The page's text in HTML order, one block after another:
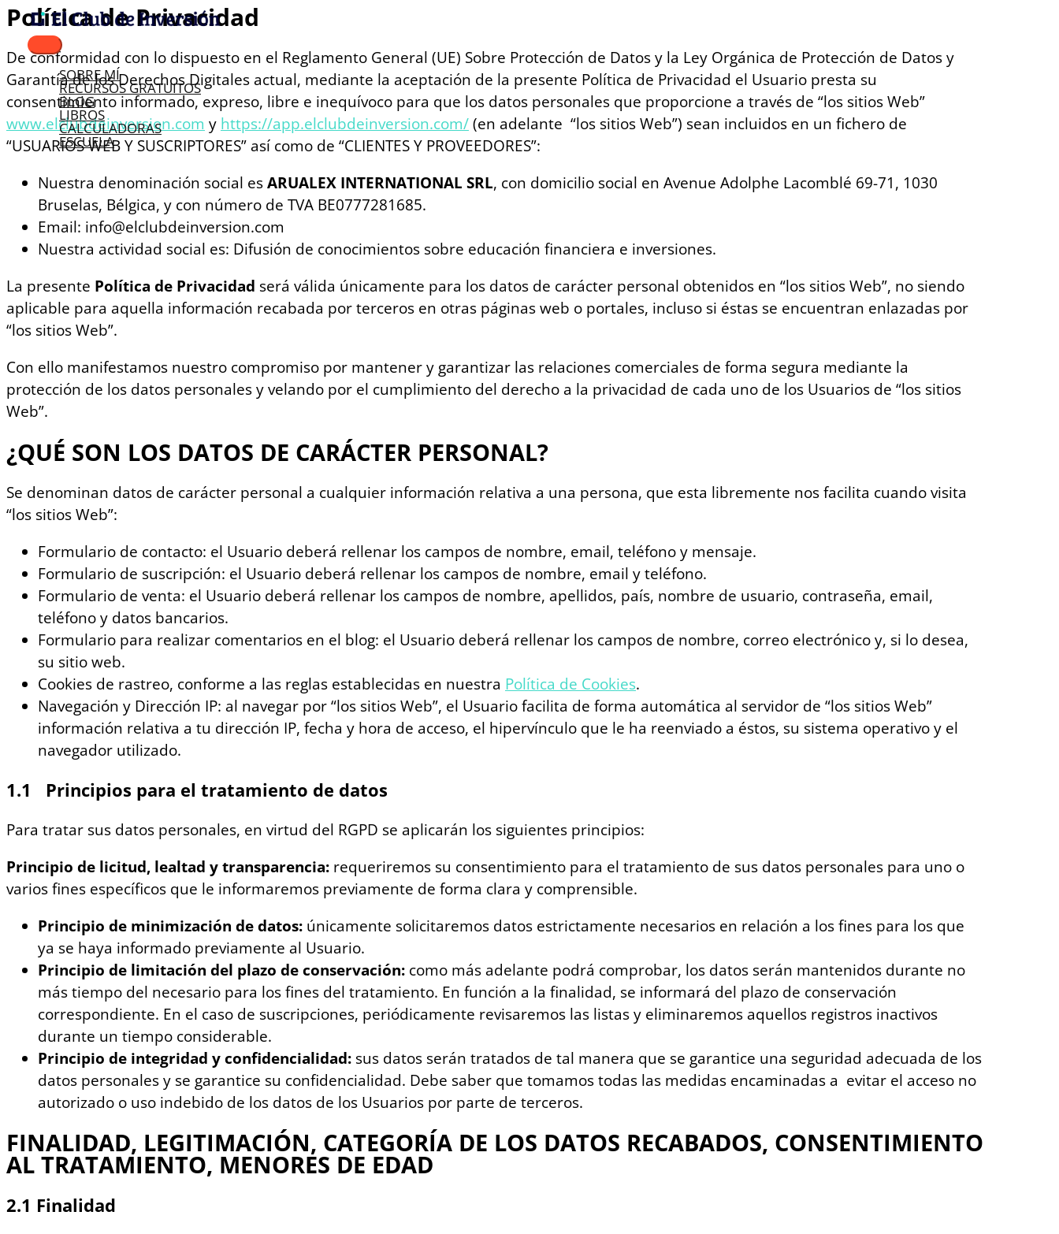
Ir
al
contenido
Menú
principal
SOBRE MÍ
RECURSOS GRATUITOS
BLOG
LIBROS
CALCULADORAS
ESCUELA
Política de Privacidad
De conformidad con lo dispuesto en el Reglamento General (UE) Sobre Protección de Datos y la Ley Orgánica de Protección de Datos y
Garantía de los Derechos Digitales actual, mediante la aceptación de la presente Política de Privacidad el Usuario presta su
consentimiento informado, expreso, libre e inequívoco para que los datos personales que proporcione a través de “los sitios Web”
www.elclubdeinversion.com y https://app.elclubdeinversion.com/(en adelante “los sitios Web”) sean incluidos en un fichero de
“USUARIOS WEB Y SUSCRIPTORES” así como de “CLIENTES Y PROVEEDORES”:
Nuestra denominación social esARUALEX INTERNATIONAL SRL, con domicilio social en Avenue Adolphe Lacomblé 69-71, 1030
Bruselas, Bélgica, y con número de TVA BE0777281685.
Email: info@elclubdeinversion.com
Nuestra actividad social es: Difusión de conocimientos sobre educación financiera e inversiones.
La presente Política de Privacidad será válida únicamente para los datos de carácter personal obtenidos en “los sitios Web”, no siendo
aplicable para aquella información recabada por terceros en otras páginas web o portales, incluso si éstas se encuentran enlazadas por
“los sitios Web”.
Con ello manifestamos nuestro compromiso por mantener y garantizar las relaciones comerciales de forma segura mediante la
protección de los datos personales y velando por el cumplimiento del derecho a la privacidad de cada uno de los Usuarios de “los sitios
Web”.
¿QUÉ SON LOS DATOS DE CARÁCTER PERSONAL?
Se denominan datos de carácter personal a cualquier información relativa a una persona, que esta libremente nos facilita cuando visita
“los sitios Web”:
Formulario de contacto: el Usuario deberá rellenar los campos de nombre, email, teléfono y mensaje.
Formulario de suscripción: el Usuario deberá rellenar los campos de nombre, email y teléfono.
Formulario de venta: el Usuario deberá rellenar los campos de nombre, apellidos, país, nombre de usuario, contraseña, email,
teléfono y datos bancarios.
Formulario para realizar comentarios en el blog: el Usuario deberá rellenar los campos de nombre, correo electrónico y, si lo desea,
su sitio web.
Cookies de rastreo, conforme a las reglas establecidas en nuestra Política de Cookies.
Navegación y Dirección IP: al navegar por “los sitios Web”, el Usuario facilita de forma automática al servidor de “los sitios Web”
información relativa a tu dirección IP, fecha y hora de acceso, el hipervínculo que le ha reenviado a éstos, su sistema operativo y el
navegador utilizado.
1.1 Principios para el tratamiento de datos
Para tratar sus datos personales, en virtud del RGPD se aplicarán los siguientes principios:
Principio de licitud, lealtad y transparencia: requeriremos su consentimiento para el tratamiento de sus datos personales para uno o
varios fines específicos que le informaremos previamente de forma clara y comprensible.
Principio de minimización de datos: únicamente solicitaremos datos estrictamente necesarios en relación a los fines para los que
ya se haya informado previamente al Usuario.
Principio de limitación del plazo de conservación: como más adelante podrá comprobar, los datos serán mantenidos durante no
más tiempo del necesario para los fines del tratamiento. En función a la finalidad, se informará del plazo de conservación
correspondiente. En el caso de suscripciones, periódicamente revisaremos las listas y eliminaremos aquellos registros inactivos
durante un tiempo considerable.
Principio de integridad y confidencialidad: sus datos serán tratados de tal manera que se garantice una seguridad adecuada de los
datos personales y se garantice su confidencialidad. Debe saber que tomamos todas las medidas encaminadas a evitar el acceso no
autorizado o uso indebido de los datos de los Usuarios por parte de terceros.
FINALIDAD, LEGITIMACIÓN, CATEGORÍA DE LOS DATOS RECABADOS, CONSENTIMIENTO
AL TRATAMIENTO, MENORES DE EDAD
2.1 Finalidad